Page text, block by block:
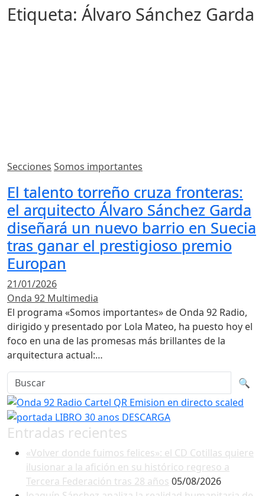
Etiqueta: Álvaro Sánchez Garda
Secciones Somos importantes
El talento torreño cruza fronteras:
el arquitecto Álvaro Sánchez Garda
diseñará un nuevo barrio en Suecia
tras ganar el prestigioso premio
Europan
21/01/2026
Onda 92 Multimedia
El programa «Somos importantes» de Onda 92 Radio,
dirigido y presentado por Lola Mateo, ha puesto hoy el
foco en una de las promesas más brillantes de la
arquitectura actual:…
Buscar en la web
🔍
Entradas recientes
«Volver donde fuimos felices»: el CD Cotillas quiere
ilusionar a la afición en su histórico regreso a
Tercera Federación tras 28 años 05/08/2026